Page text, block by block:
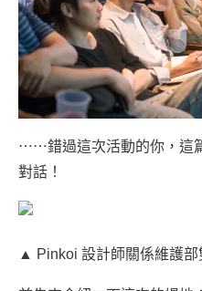
⋯⋯錯過這次活動的你，這
對話！
▲ Pinkoi 設計師關係維護部